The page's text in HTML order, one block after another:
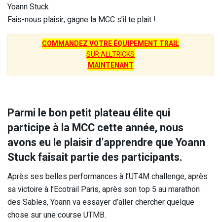
Yoann Stuck
Fais-nous plaisir, gagne la MCC s’il te plait !
COMMANDEZ VOTRE ÉQUIPEMENT TRAIL
SUR ALLTRICKS
MAINTENANT
Parmi le bon petit plateau élite qui
participe à la MCC cette année, nous
avons eu le plaisir d’apprendre que Yoann
Stuck faisait partie des participants.
Après ses belles performances à l’UT4M challenge, après
sa victoire à l’Ecotrail Paris, après son top 5 au marathon
des Sables, Yoann va essayer d’aller chercher quelque
chose sur une course UTMB.